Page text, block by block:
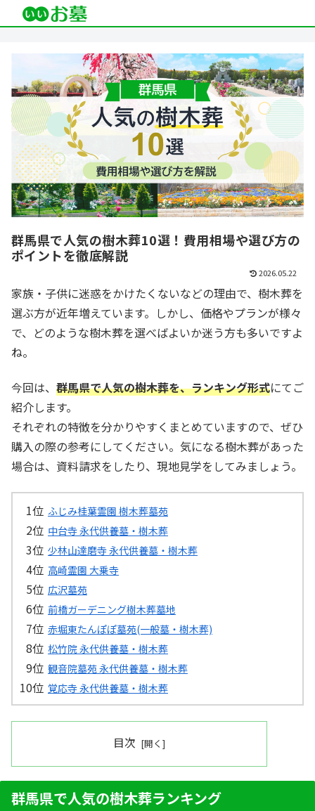
群馬県で人気の樹木葬10選！費用相場や選び方の
ポイントを徹底解説
2026.05.22
家族・子供に迷惑をかけたくないなどの理由で、樹木葬を
選ぶ方が近年増えています。しかし、価格やプランが様々
で、どのような樹木葬を選べばよいか迷う方も多いですよ
ね。
今回は、 群馬県で人気の樹木葬を、ランキング形式にてご
紹介します。
それぞれの特徴を分かりやすくまとめていますので、ぜひ
購入の際の参考にしてください。気になる樹木葬があった
場合は、資料請求をしたり、現地見学をしてみましょう。
ふじみ桂葉霊園 樹木葬墓苑
中台寺 永代供養墓・樹木葬
少林山達磨寺 永代供養墓・樹木葬
高崎霊園 大乗寺
広沢墓苑
前橋ガーデニング樹木葬墓地
赤堀東たんぽぽ墓苑(一般墓・樹木葬)
松竹院 永代供養墓・樹木葬
観音院墓苑 永代供養墓・樹木葬
覚応寺 永代供養墓・樹木葬
目次
群馬県で人気の樹木葬ランキング